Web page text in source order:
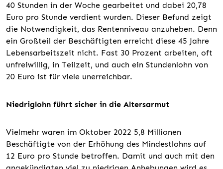
40 Stunden in der Woche gearbeitet und dabei 20,78
Euro pro Stunde verdient wurden. Dieser Befund zeigt
die Notwendigkeit, das Rentenniveau anzuheben. Denn
ein Großteil der Beschäftigten erreicht diese 45 Jahre
Lebensarbeitszeit nicht. Fast 30 Prozent arbeiten, oft
unfreiwillig, in Teilzeit, und auch ein Stundenlohn von
20 Euro ist für viele unerreichbar.
Niedriglohn führt sicher in die Altersarmut
Vielmehr waren im Oktober 2022 5,8 Millionen
Beschäftigte von der Erhöhung des Mindestlohns auf
12 Euro pro Stunde betroffen. Damit und auch mit den